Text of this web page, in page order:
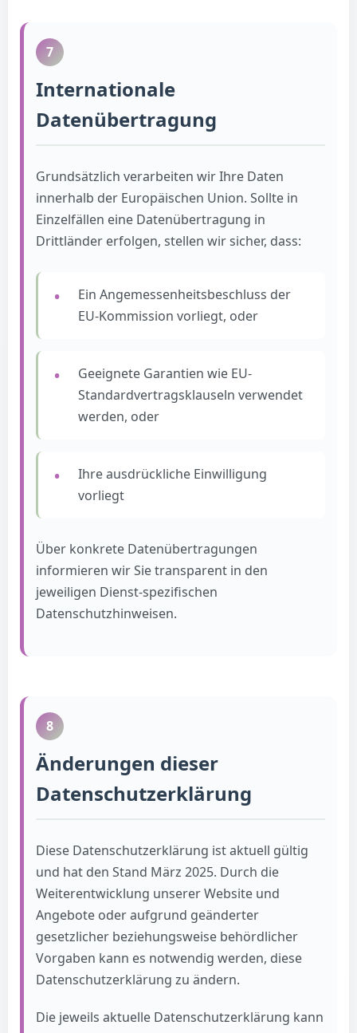
7
Internationale
Datenübertragung
Grundsätzlich verarbeiten wir Ihre Daten
innerhalb der Europäischen Union. Sollte in
Einzelfällen eine Datenübertragung in
Drittländer erfolgen, stellen wir sicher, dass:
Ein Angemessenheitsbeschluss der
EU-Kommission vorliegt, oder
Geeignete Garantien wie EU-
Standardvertragsklauseln verwendet
werden, oder
Ihre ausdrückliche Einwilligung
vorliegt
Über konkrete Datenübertragungen
informieren wir Sie transparent in den
jeweiligen Dienst-spezifischen
Datenschutzhinweisen.
8
Änderungen dieser
Datenschutzerklärung
Diese Datenschutzerklärung ist aktuell gültig
und hat den Stand März 2025. Durch die
Weiterentwicklung unserer Website und
Angebote oder aufgrund geänderter
gesetzlicher beziehungsweise behördlicher
Vorgaben kann es notwendig werden, diese
Datenschutzerklärung zu ändern.
Die jeweils aktuelle Datenschutzerklärung kann